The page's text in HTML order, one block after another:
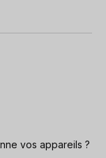
vos appareils ?